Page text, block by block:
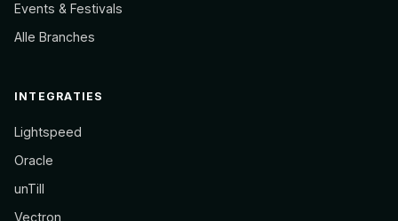
Events & Festivals
Alle Branches
INTEGRATIES
Lightspeed
Oracle
unTill
Vectron